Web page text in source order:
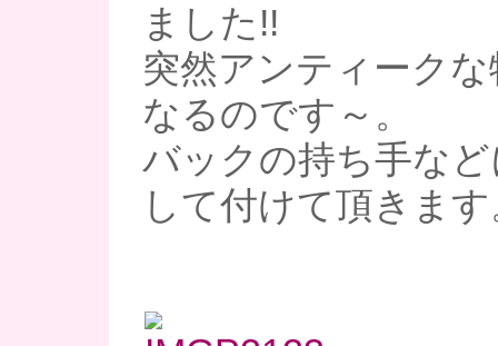
ました!!
突然アンティーク
なるのです～。
バックの持ち手な
して付けて頂きま